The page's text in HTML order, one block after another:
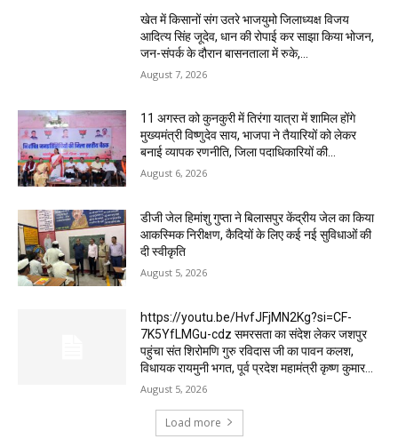
खेत में किसानों संग उतरे भाजयुमो जिलाध्यक्ष विजय
आदित्य सिंह जूदेव, धान की रोपाई कर साझा किया भोजन,
जन-संपर्क के दौरान बासनताला में रुके,...
August 7, 2026
11 अगस्त को कुनकुरी में तिरंगा यात्रा में शामिल होंगे
मुख्यमंत्री विष्णुदेव साय, भाजपा ने तैयारियों को लेकर
बनाई व्यापक रणनीति, जिला पदाधिकारियों की...
August 6, 2026
डीजी जेल हिमांशु गुप्ता ने बिलासपुर केंद्रीय जेल का किया
आकस्मिक निरीक्षण, कैदियों के लिए कई नई सुविधाओं की
दी स्वीकृति
August 5, 2026
https://youtu.be/HvfJFjMN2Kg?si=CF-
7K5YfLMGu-cdz समरसता का संदेश लेकर जशपुर
पहुंचा संत शिरोमणि गुरु रविदास जी का पावन कलश,
विधायक रायमुनी भगत, पूर्व प्रदेश महामंत्री कृष्ण कुमार...
August 5, 2026
Load more